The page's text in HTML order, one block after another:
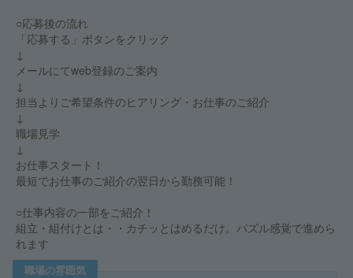
○応募後の流れ
「応募する」ボタンをクリック
↓
メールにてweb登録のご案内
↓
担当よりご希望条件のヒアリング・お仕事のご紹介
↓
職場見学
↓
お仕事スタート！
最短でお仕事のご紹介の翌日から勤務可能！
○仕事内容の一部をご紹介！
組立・組付けとは・・カチッとはめるだけ。パズル感覚で進めら
れます
職場の雰囲気